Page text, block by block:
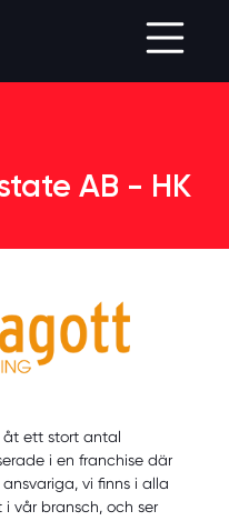
AB - HK
åt ett stort antal
i en franchise där
vi finns i alla
vår bransch, och ser